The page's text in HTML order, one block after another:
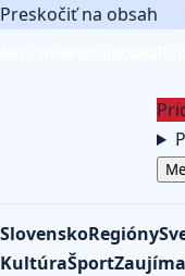
Preskočiť na obsah
SlovenskoRegióny
KultúraŠport